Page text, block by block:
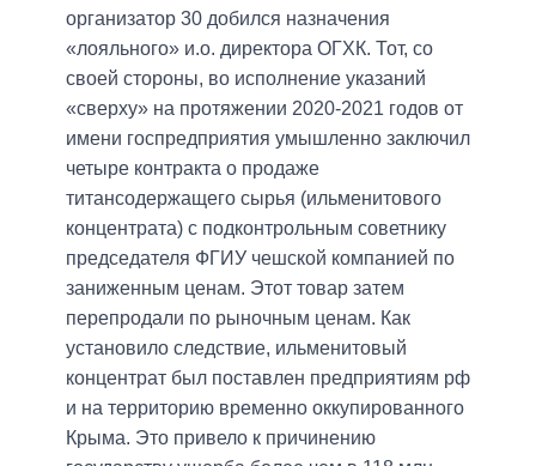
организатор 30 добился назначения
«лояльного» и.о. директора ОГХК. Тот, со
своей стороны, во исполнение указаний
«сверху» на протяжении 2020-2021 годов от
имени госпредприятия умышленно заключил
четыре контракта о продаже
титансодержащего сырья (ильменитового
концентрата) с подконтрольным советнику
председателя ФГИУ чешской компанией по
заниженным ценам. Этот товар затем
перепродали по рыночным ценам. Как
установило следствие, ильменитовый
концентрат был поставлен предприятиям рф
и на территорию временно оккупированного
Крыма. Это привело к причинению